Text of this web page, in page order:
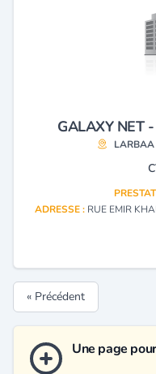
GALAXY NET
LARBAA
ADRESSE : RUE EMIR
« Précédent
Une page